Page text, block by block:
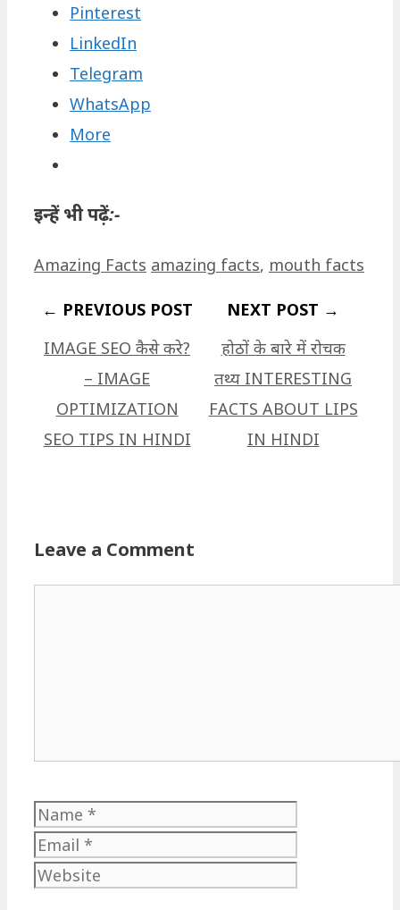
Pinterest
LinkedIn
Telegram
WhatsApp
More
इन्हें भी पढ़ें:-
Categories
Amazing Facts Tags
amazing facts, mouth facts
IMAGE SEO कैसे करे?
– IMAGE
OPTIMIZATION
SEO TIPS IN HINDI
होठों के बारे में रोचक
तथ्य INTERESTING
FACTS ABOUT LIPS
IN HINDI
Leave a Comment
Name